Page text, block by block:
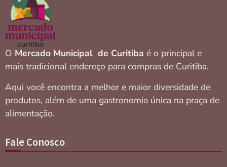
O Mercado Municipal de Curitiba é o principal e
mais tradicional endereço para compras de Curitiba.
Aqui você encontra a melhor e maior diversidade de
produtos, além de uma gastronomia única na praça de
alimentação.
Fale Conosco